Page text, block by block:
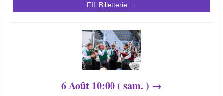
FIL Billetterie →
6Août 10:00 ( sam. ) →